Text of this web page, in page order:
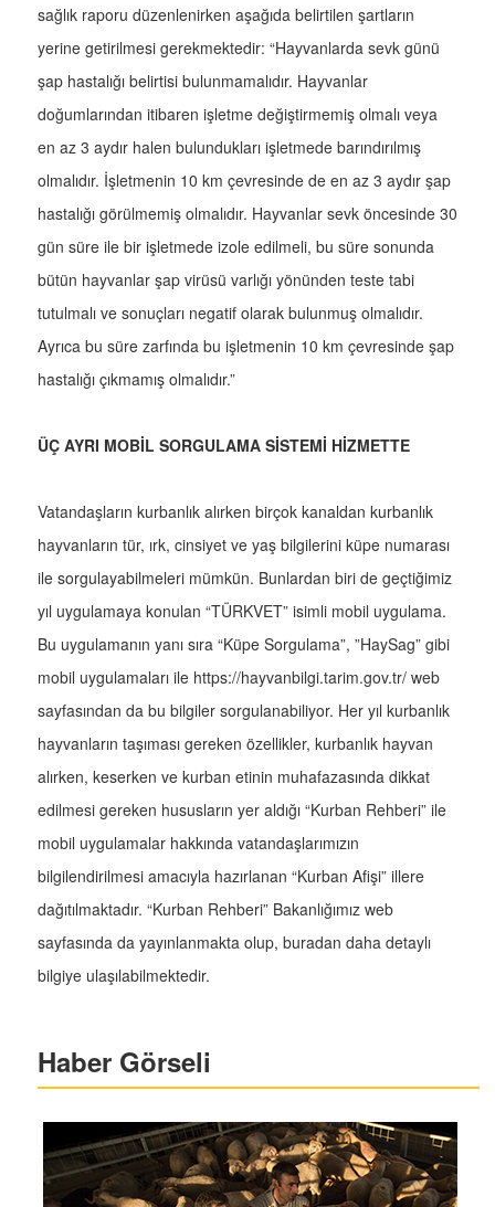
sağlık raporu düzenlenirken aşağıda belirtilen şartların
yerine getirilmesi gerekmektedir: “Hayvanlarda sevk günü
şap hastalığı belirtisi bulunmamalıdır. Hayvanlar
doğumlarından itibaren işletme değiştirmemiş olmalı veya
en az 3 aydır halen bulundukları işletmede barındırılmış
olmalıdır. İşletmenin 10 km çevresinde de en az 3 aydır şap
hastalığı görülmemiş olmalıdır. Hayvanlar sevk öncesinde 30
gün süre ile bir işletmede izole edilmeli, bu süre sonunda
bütün hayvanlar şap virüsü varlığı yönünden teste tabi
tutulmalı ve sonuçları negatif olarak bulunmuş olmalıdır.
Ayrıca bu süre zarfında bu işletmenin 10 km çevresinde şap
hastalığı çıkmamış olmalıdır.”
ÜÇ AYRI MOBİL SORGULAMA SİSTEMİ HİZMETTE
Vatandaşların kurbanlık alırken birçok kanaldan kurbanlık
hayvanların tür, ırk, cinsiyet ve yaş bilgilerini küpe numarası
ile sorgulayabilmeleri mümkün. Bunlardan biri de geçtiğimiz
yıl uygulamaya konulan “TÜRKVET” isimli mobil uygulama.
Bu uygulamanın yanı sıra “Küpe Sorgulama”, ”HaySag” gibi
mobil uygulamaları ile https://hayvanbilgi.tarim.gov.tr/ web
sayfasından da bu bilgiler sorgulanabiliyor. Her yıl kurbanlık
hayvanların taşıması gereken özellikler, kurbanlık hayvan
alırken, keserken ve kurban etinin muhafazasında dikkat
edilmesi gereken hususların yer aldığı “Kurban Rehberi” ile
mobil uygulamalar hakkında vatandaşlarımızın
bilgilendirilmesi amacıyla hazırlanan “Kurban Afişi” illere
dağıtılmaktadır. “Kurban Rehberi” Bakanlığımız web
sayfasında da yayınlanmakta olup, buradan daha detaylı
bilgiye ulaşılabilmektedir.
Haber Görseli